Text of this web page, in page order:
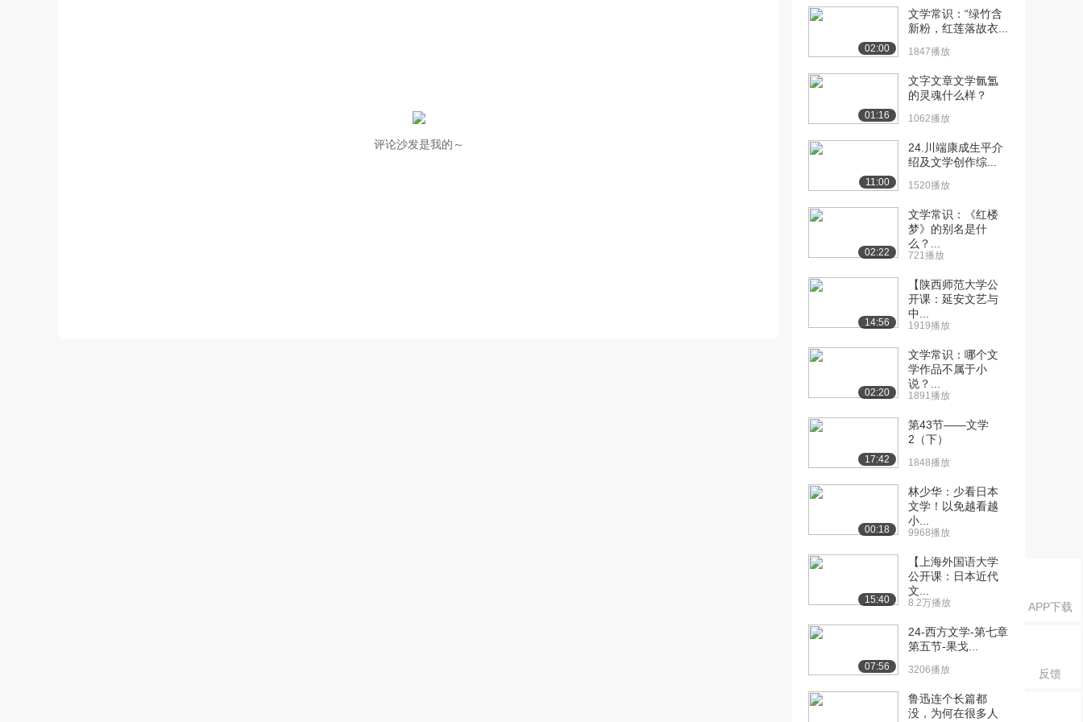
APP下载
反馈
评论沙发是我的～
[10] 日本近现代文学阅读
2.1人的建立-...
1248播放
05:17
[11] 日本近现代文学阅读
2.2个体背后的...
1524播放
05:54
[12] 日本近现代文学阅读
2.2个体背后的...
1136播放
05:53
[13] 日本近现代文学阅读
06:18
[14] 日本近现代文学阅读
06:15
[15] 日本近现代文学阅读
06:49
2.4日本近代文...
2.5近代文学中...
2.5近代文学中...
[19] 日本近现代文学阅读
3.1自然主义-...
1947播放
[20] 日本近现代文学阅读
3.3写生文与客...
1846播放
02:00
文学常识：“绿竹含
新粉，红莲落故衣...
1847播放
01:16
文字文章文学氤氲
的灵魂什么样？
1062播放
11:00
24.川端康成生平介
绍及文学创作综...
1520播放
02:22
文学常识：《红楼
梦》的别名是什
么？...
721播放
14:56
【陕西师范大学公
开课：延安文艺与
中...
1919播放
02:20
文学常识：哪个文
学作品不属于小
说？...
1891播放
17:42
第43节——文学
2（下）
1848播放
00:18
林少华：少看日本
文学！以免越看越
小...
9968播放
15:40
【上海外国语大学
公开课：日本近代
文...
8.2万播放
07:56
24-西方文学-第七章
第五节-果戈...
3206播放
鲁迅连个长篇都
没，为何在很多人